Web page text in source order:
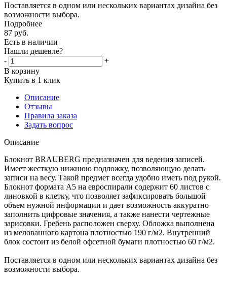
Поставляется в одном или нескольких вариантах дизайна без
возможности выбора.
Подробнее
87 руб.
Есть в наличии
Нашли дешевле?
-
+
В корзину
Купить в 1 клик
Описание
Отзывы
Правила заказа
Задать вопрос
Описание
Блокнот BRAUBERG предназначен для ведения записей.
Имеет жесткую нижнюю подложку, позволяющую делать
записи на весу. Такой предмет всегда удобно иметь под рукой.
Блокнот формата А5 на евроспирали содержит 60 листов с
линовкой в клетку, что позволяет зафиксировать большой
объем нужной информации и дает возможность аккуратно
заполнить цифровые значения, а также нанести чертежные
зарисовки. Гребень расположен сверху. Обложка выполнена
из мелованного картона плотностью 190 г/м2. Внутренний
блок состоит из белой офсетной бумаги плотностью 60 г/м2.
Поставляется в одном или нескольких вариантах дизайна без
возможности выбора.